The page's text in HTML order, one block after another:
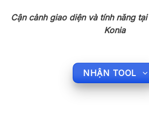
Cận cảnh giao diện và tính năng tại
Konia
NHẬN TOOL